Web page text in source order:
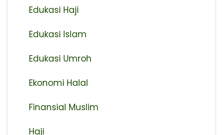
Edukasi Haji
Edukasi Islam
Edukasi Umroh
Ekonomi Halal
Finansial Muslim
Haji